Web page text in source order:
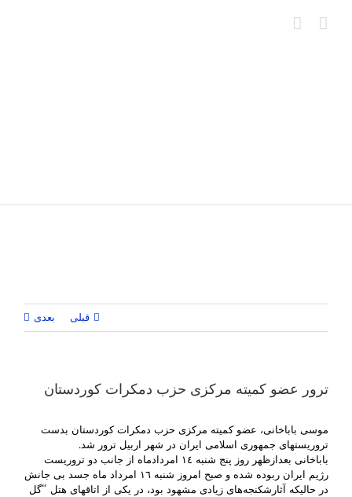
قبلی بعدی
ترور عضو کمیتە مرکزی حزب دمکرات کوردستان
موسی باباخانی، عضو کمیتە مرکزی حزب دمکرات کوردستان بدست
تروریستهای جمهوری اسلامی ایران در شهر اربیل ترور شد.
باباخانی بعدازظهر روز پنج شنبە ١٤ امردادماه از جانب دو تروریست
رژیم ایران ربودە شدە و صبح امروز شنبە ١٦ امرداد ماه جسد بی جانش
در حالیکە آثارشکنجەهای زیادی مشهود بود، در یکی از اتاقهای هتل “گل